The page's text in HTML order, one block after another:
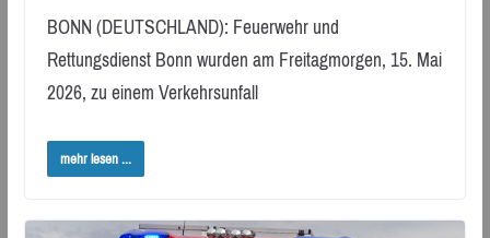
BONN (DEUTSCHLAND): Feuerwehr und
Rettungsdienst Bonn wurden am Freitagmorgen, 15. Mai
2026, zu einem Verkehrsunfall
mehr lesen ...